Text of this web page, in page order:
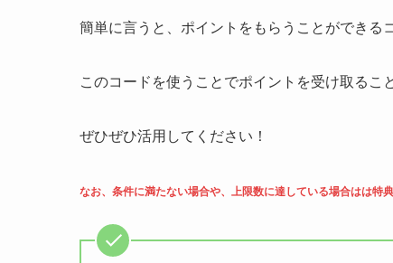
簡単に言うと、ポイントをもらうことができる
このコードを使うことでポイントを受け取る
ぜひぜひ活用してください！
なお、条件に満たない場合や、上限数に達している場合はは特